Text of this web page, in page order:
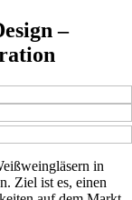
–
in
Ziel ist es, einen